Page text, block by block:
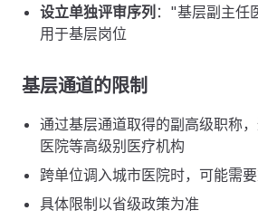
设立单独评审序列 ："基层副主任
用于基层岗位
基层通道的限制
通过基层通道取得的副高级职称
医院等高级别医疗机构
跨单位调入城市医院时，可能需
具体限制以省级政策为准